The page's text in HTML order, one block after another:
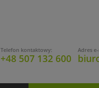
Telefon kontaktowy:
+48 507 132 600
Adres